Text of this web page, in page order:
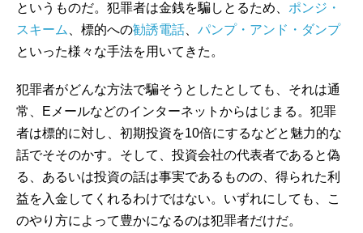
というものだ。犯罪者は金銭を騙しとるため、 ポンジ・
スキーム
、標的への勧誘電話
パンプ・アンド・ダンプ
といった様々な手法を用いてきた。
犯罪者がどんな方法で騙そうとしたとしても、それは通
常、Eメールなどのインターネットからはじまる。犯罪
者は標的に対し、初期投資を10倍にするなどと魅力的な
話でそそのかす。そして、投資会社の代表者であると偽
る、あるいは投資の話は事実であるものの、得られた利
益を入金してくれるわけではない。いずれにしても、こ
のやり方によって豊かになるのは犯罪者だけだ。